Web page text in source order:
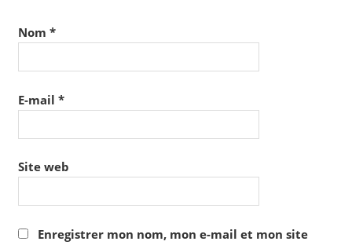
Nom *
E-mail *
Site web
Enregistrer mon nom, mon e-mail et mon site